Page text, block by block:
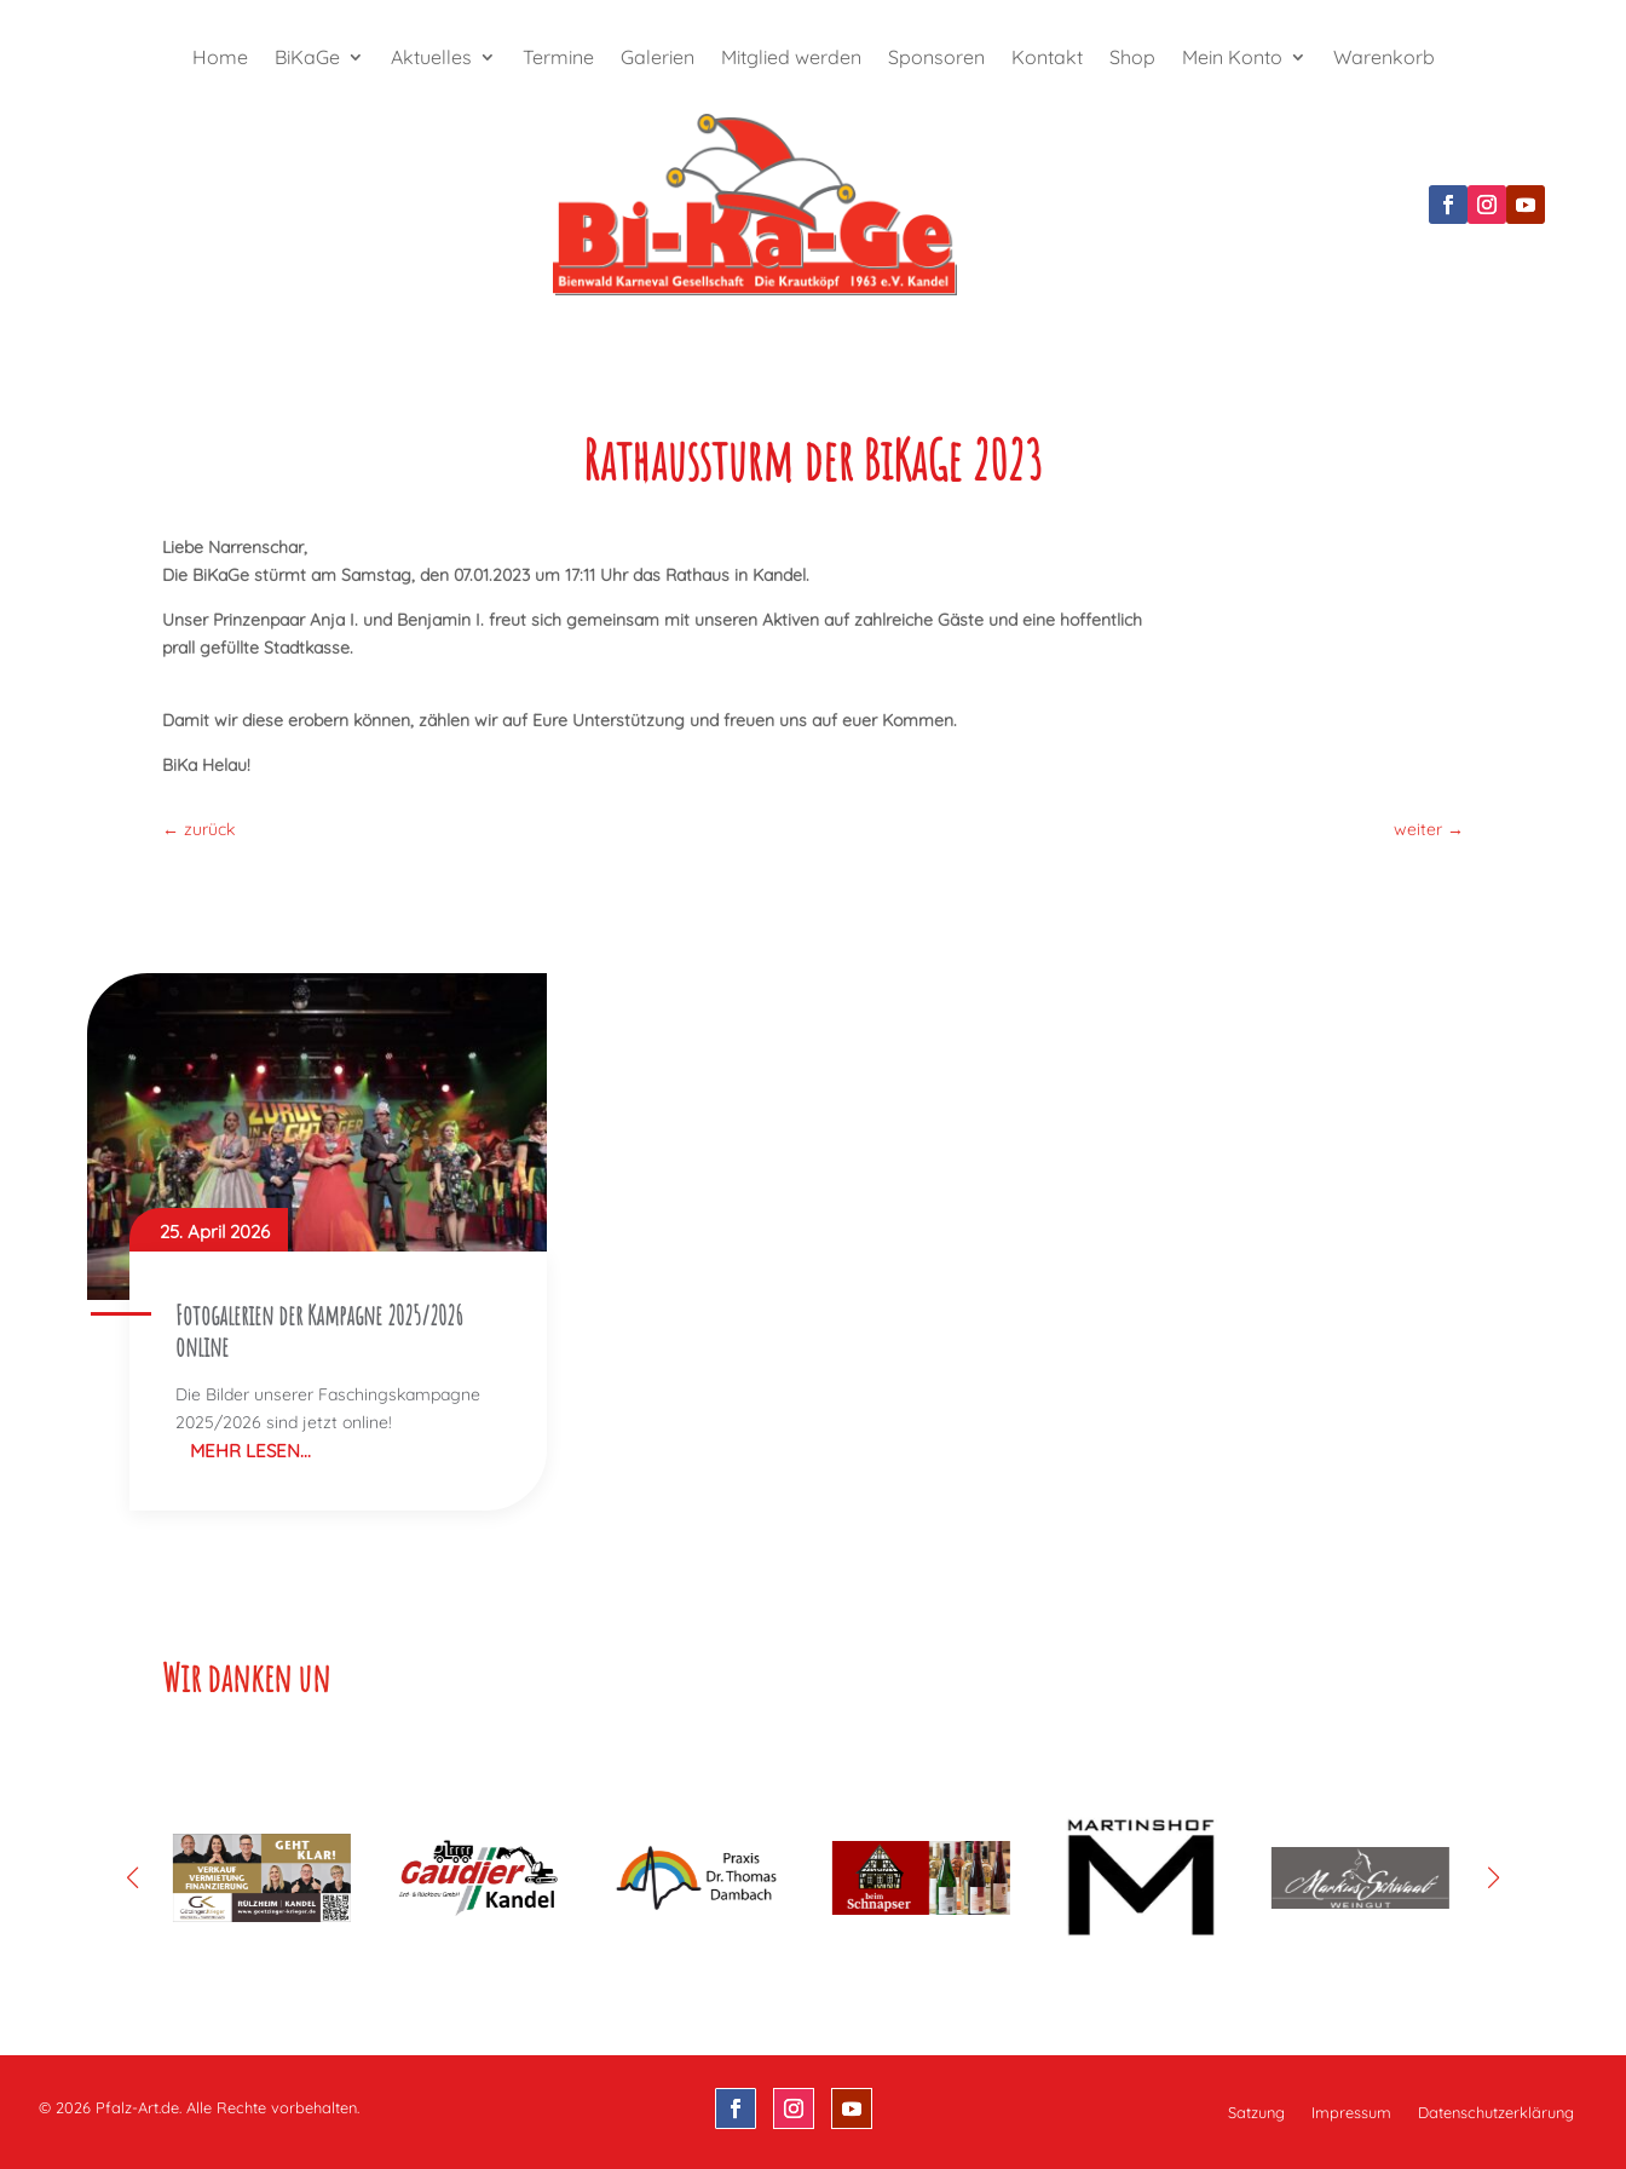
Home BiKaGe Aktuelles Termine Galerien Mitglied werden Sponsoren Kontakt Shop Mein Konto Warenkorb
Rathaussturm der BiKaGe 2023
Liebe Narrenschar,
Die BiKaGe stürmt amSamstag, den 07.01.2023 um 17:11 Uhr das Rathaus in Kandel.
Unser Prinzenpaar Anja I. und Benjamin I. freut sich gemeinsam mit unseren Aktiven auf zahlreiche Gäste und eine hoffentlich
prall gefüllte Stadtkasse.
Damit wir diese erobern können, zählen wir auf Eure Unterstützung und freuen uns auf euer Kommen.
BiKa Helau!
←zurück weiter→
25. April 2026
Fotogalerien der Kampagne 2025/2026
online
Die Bilder unserer Faschingskampagne
2025/2026 sind jetzt online!
MEHR LESEN...
Wir danken unse
© 2026 Pfalz-Art.de. Alle Rechte vorbehalten. Satzung Impressum Datenschutz­erklärung